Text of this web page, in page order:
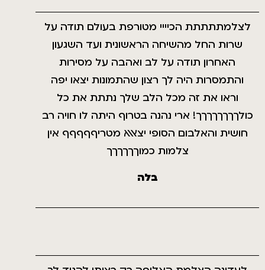
לצלמתתתתת הכיייי מטורפת בעולם תודה על
שרות החל מהשיחה הראשונית ועד השגעון
האחרון תודה על לב ואהבה על מסירות
והתמסרות היה לך רצון שהתמונות יצאו יפה
וראו את זה מכל הלב שלך נתתת את כל
כולךךךךךךךך! ארי נהנה בטרוף היתה לו חויה רב
חושית והאלבום הסופי יצאאא מטריףףףףף אין
צלמות כמוךךךךךך
בלה